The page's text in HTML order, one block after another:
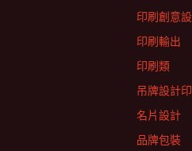
印刷創意
印刷輸出
印刷類
吊牌設計
名片設計
品牌包裝